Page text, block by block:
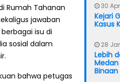
30 Apr
Kejari
Kasus
28
Lebih
Medan
Binaan
Rumah Tahanan
jawaban
isu di
sosial dalam
bahwa petugas